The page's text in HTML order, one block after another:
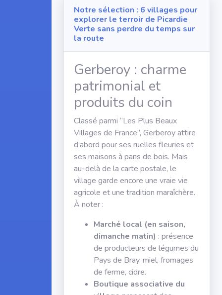
Notre sélection : 6 villages pour
explorer le terroir de Picardie
Verte sans perdre du temps sur
la route
Gerberoy : charme
patrimonial et
produits du coin
Classé parmi “Les Plus Beaux
Villages de France”, Gerberoy attire
d’abord pour ses ruelles fleuries et
ses maisons à pans de bois. Mais
au-delà de la carte postale, le
village garde encore une vraie vie
agricole et une tradition maraîchère.
À noter :
Marché local (en saison,
dimanche matin) : présence
de producteurs de légumes du
Pays de Bray, miel, fromages
de ferme, cidre.
Boutique associative du